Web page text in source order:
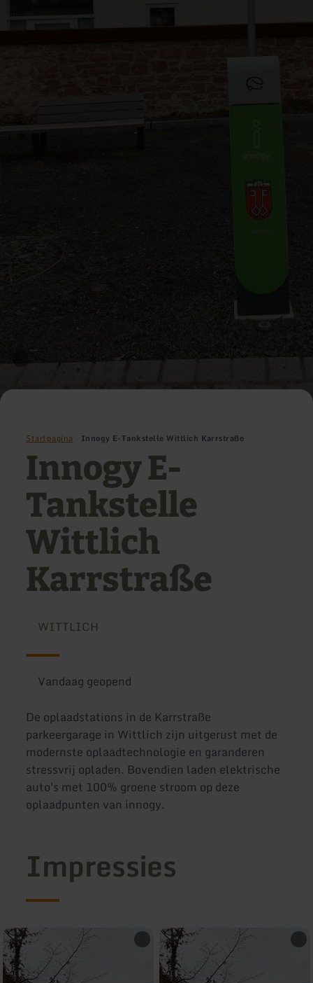
Startpagina Innogy E-Tankstelle Wittlich Karrstraße
Innogy E-
Tankstelle
Wittlich
Karrstraße
WITTLICH
Vandaag geopend
De oplaadstations in de Karrstraße
parkeergarage in Wittlich zijn uitgerust met de
modernste oplaadtechnologie en garanderen
stressvrij opladen. Bovendien laden elektrische
auto's met 100% groene stroom op deze
oplaadpunten van innogy.
Impressies